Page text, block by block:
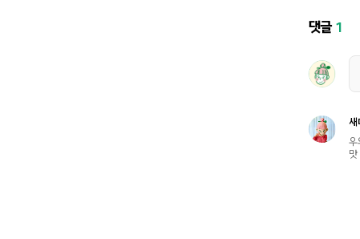
댓글1
우